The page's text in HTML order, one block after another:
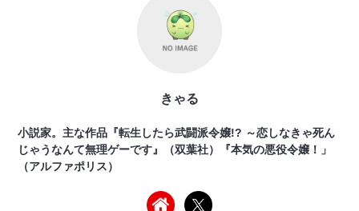
きゃる
小説家。主な作品『転生したら武闘派令嬢!? ～恋しなきゃ死ん
じゃうなんて無理ゲーです』（双葉社）『本気の悪役令嬢！」
（アルファポリス）